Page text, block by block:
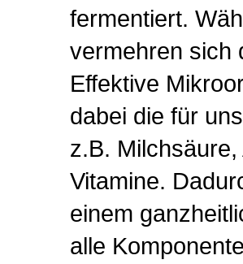
fermentiert.
vermehren sich
Effektive
dabei die für
z.B.
Vitamine.
einem
alle